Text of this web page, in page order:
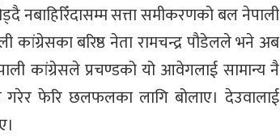
नबाहिरिँदासम्म सत्ता समीकरणको बल नेपाली
कांग्रेसका बरिष्ठ नेता रामचन्द्र पौडेलले भने अब
कांग्रेसले प्रचण्डको यो आवेगलाई सामान्य नै
फेरि छलफलका लागि बोलाए। देउवालाई